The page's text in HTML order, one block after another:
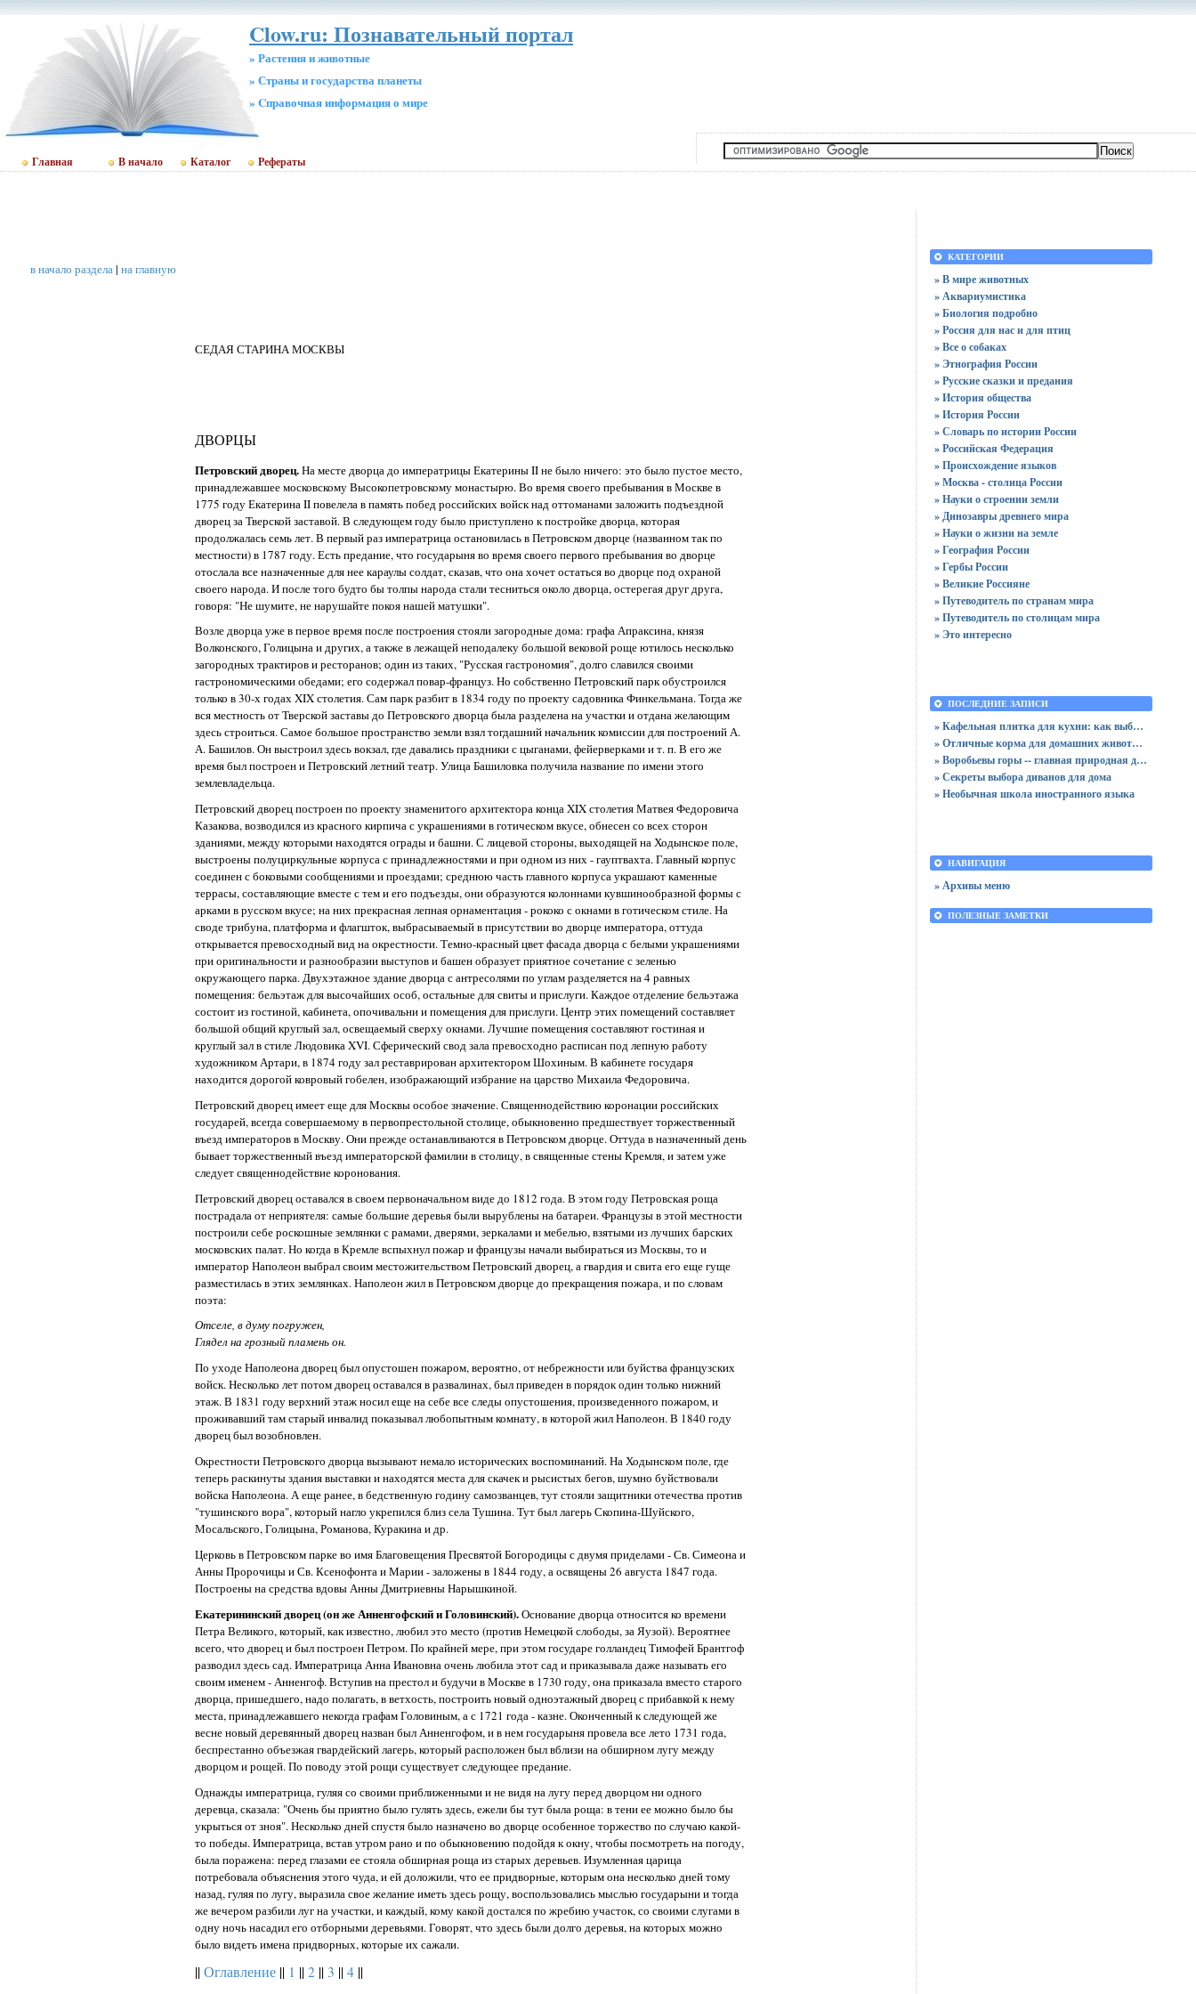
Clow.ru: Познавательный портал
» Растения и животные
» Страны и государства планеты
» Cправочная информация о мире
Главная В начало Каталог Рефераты
в начало раздела| на главную
СЕДАЯ СТАРИНА МОСКВЫ
ДВОРЦЫ
Петровский дворец.На месте дворца до императрицы Екатерины II не было ничего: это было пустое место,
принадлежавшее московскому Высокопетровскому монастырю. Во время своего пребывания в Москве в
1775 году Екатерина II повелела в память побед российских войск над оттоманами заложить подъездной
дворец за Тверской заставой. В следующем году было приступлено к постройке дворца, которая
продолжалась семь лет. В первый раз императрица остановилась в Петровском дворце (названном так по
местности) в 1787 году. Есть предание, что государыня во время своего первого пребывания во дворце
отослала все назначенные для нее караулы солдат, сказав, что она хочет остаться во дворце под охраной
своего народа. И после того будто бы толпы народа стали тесниться около дворца, остерегая друг друга,
говоря: "Не шумите, не нарушайте покоя нашей матушки".
Возле дворца уже в первое время после построения стояли загородные дома: графа Апраксина, князя
Волконского, Голицына и других, а также в лежащей неподалеку большой вековой роще ютилось несколько
загородных трактиров и ресторанов; один из таких, "Русская гастрономия", долго славился своими
гастрономическими обедами; его содержал повар-француз. Но собственно Петровский парк обустроился
только в 30-х годах XIX столетия. Сам парк разбит в 1834 году по проекту садовника Финкельмана. Тогда же
вся местность от Тверской заставы до Петровского дворца была разделена на участки и отдана желающим
здесь строиться. Самое большое пространство земли взял тогдашний начальник комиссии для построений А.
А. Башилов. Он выстроил здесь вокзал, где давались праздники с цыганами, фейерверками и т. п. В его же
время был построен и Петровский летний театр. Улица Башиловка получила название по имени этого
землевладельца.
Петровский дворец построен по проекту знаменитого архитектора конца XIX столетия Матвея Федоровича
Казакова, возводился из красного кирпича с украшениями в готическом вкусе, обнесен со всех сторон
зданиями, между которыми находятся ограды и башни. С лицевой стороны, выходящей на Ходынское поле,
выстроены полуциркульные корпуса с принадлежностями и при одном из них - гауптвахта. Главный корпус
соединен с боковыми сообщениями и проездами; среднюю часть главного корпуса украшают каменные
террасы, составляющие вместе с тем и его подъезды, они образуются колоннами кувшинообразной формы с
арками в русском вкусе; на них прекрасная лепная орнаментация - рококо с окнами в готическом стиле. На
своде трибуна, платформа и флагшток, выбрасываемый в присутствии во дворце императора, оттуда
открывается превосходный вид на окрестности. Темно-красный цвет фасада дворца с белыми украшениями
при оригинальности и разнообразии выступов и башен образует приятное сочетание с зеленью
окружающего парка. Двухэтажное здание дворца с антресолями по углам разделяется на 4 равных
помещения: бельэтаж для высочайших особ, остальные для свиты и прислуги. Каждое отделение бельэтажа
состоит из гостиной, кабинета, опочивальни и помещения для прислуги. Центр этих помещений составляет
большой общий круглый зал, освещаемый сверху окнами. Лучшие помещения составляют гостиная и
круглый зал в стиле Людовика XVI. Сферический свод зала превосходно расписан под лепную работу
художником Артари, в 1874 году зал реставрирован архитектором Шохиным. В кабинете государя
находится дорогой ковровый гобелен, изображающий избрание на царство Михаила Федоровича.
Петровский дворец имеет еще для Москвы особое значение. Священнодействию коронации российских
государей, всегда совершаемому в первопрестольной столице, обыкновенно предшествует торжественный
въезд императоров в Москву. Они прежде останавливаются в Петровском дворце. Оттуда в назначенный день
бывает торжественный въезд императорской фамилии в столицу, в священные стены Кремля, и затем уже
следует священнодействие коронования.
Петровский дворец оставался в своем первоначальном виде до 1812 года. В этом году Петровская роща
пострадала от неприятеля: самые большие деревья были вырублены на батареи. Французы в этой местности
построили себе роскошные землянки с рамами, дверями, зеркалами и мебелью, взятыми из лучших барских
московских палат. Но когда в Кремле вспыхнул пожар и французы начали выбираться из Москвы, то и
император Наполеон выбрал своим местожительством Петровский дворец, а гвардия и свита его еще гуще
разместилась в этих землянках. Наполеон жил в Петровском дворце до прекращения пожара, и по словам
поэта:
Отселе, в думу погружен,
Глядел на грозный пламень он.
По уходе Наполеона дворец был опустошен пожаром, вероятно, от небрежности или буйства французских
войск. Несколько лет потом дворец оставался в развалинах, был приведен в порядок один только нижний
этаж. В 1831 году верхний этаж носил еще на себе все следы опустошения, произведенного пожаром, и
проживавший там старый инвалид показывал любопытным комнату, в которой жил Наполеон. В 1840 году
дворец был возобновлен.
Окрестности Петровского дворца вызывают немало исторических воспоминаний. На Ходынском поле, где
теперь раскинуты здания выставки и находятся места для скачек и рысистых бегов, шумно буйствовали
войска Наполеона. А еще ранее, в бедственную годину самозванцев, тут стояли защитники отечества против
"тушинского вора", который нагло укрепился близ села Тушина. Тут был лагерь Скопина-Шуйского,
Мосальского, Голицына, Романова, Куракина и др.
Церковь в Петровском парке во имя Благовещения Пресвятой Богородицы с двумя приделами - Св. Симеона и
Анны Пророчицы и Св. Ксенофонта и Марии - заложены в 1844 году, а освящены 26 августа 1847 года.
Построены на средства вдовы Анны Дмитриевны Нарышкиной.
Екатерининский дворец (он же Анненгофский и Головинский).Основание дворца относится ко времени
Петра Великого, который, как известно, любил это место (против Немецкой слободы, за Яузой). Вероятнее
всего, что дворец и был построен Петром. По крайней мере, при этом государе голландец Тимофей Брантгоф
разводил здесь сад. Императрица Анна Ивановна очень любила этот сад и приказывала даже называть его
своим именем - Анненгоф. Вступив на престол и будучи в Москве в 1730 году, она приказала вместо старого
дворца, пришедшего, надо полагать, в ветхость, построить новый одноэтажный дворец с прибавкой к нему
места, принадлежавшего некогда графам Головиным, а с 1721 года - казне. Оконченный к следующей же
весне новый деревянный дворец назван был Анненгофом, и в нем государыня провела все лето 1731 года,
беспрестанно объезжая гвардейский лагерь, который расположен был вблизи на обширном лугу между
дворцом и рощей. По поводу этой рощи существует следующее предание.
Однажды императрица, гуляя со своими приближенными и не видя на лугу перед дворцом ни одного
деревца, сказала: "Очень бы приятно было гулять здесь, ежели бы тут была роща: в тени ее можно было бы
укрыться от зноя". Несколько дней спустя было назначено во дворце особенное торжество по случаю какой-
то победы. Императрица, встав утром рано и по обыкновению подойдя к окну, чтобы посмотреть на погоду,
была поражена: перед глазами ее стояла обширная роща из старых деревьев. Изумленная царица
потребовала объяснения этого чуда, и ей доложили, что ее придворные, которым она несколько дней тому
назад, гуляя по лугу, выразила свое желание иметь здесь рощу, воспользовались мыслью государыни и тогда
же вечером разбили луг на участки, и каждый, кому какой достался по жребию участок, со своими слугами в
одну ночь насадил его отборными деревьями. Говорят, что здесь были долго деревья, на которых можно
было видеть имена придворных, которые их сажали.
|| Оглавление || 1 || 2 || 3 || 4 ||
КАТЕГОРИИ
» В мире животных
» Аквариумистика
» Биология подробно
» Россия для нас и для птиц
» Все о собаках
» Этнография России
» Русские сказки и предания
» История общества
» История России
» Словарь по истории России
» Российская Федерация
» Происхождение языков
» Москва - столица России
» Науки о строении земли
» Динозавры древнего мира
» Науки о жизни на земле
» География России
» Гербы России
» Великие Россияне
» Путеводитель по странам мира
» Путеводитель по столицам мира
» Это интересно
ПОСЛЕДНИЕ ЗАПИСИ
» Кафельная плитка для кухни: как выбрать практичную отделку
» Отличные корма для домашних животных
» Воробьевы горы -- главная природная достопримечательность Москвы
» Секреты выбора диванов для дома
» Необычная школа иностранного языка
НАВИГАЦИЯ
» Архивы меню
ПОЛЕЗНЫЕ ЗАМЕТКИ